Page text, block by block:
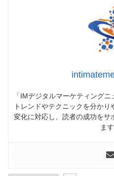
「IMデジタルマーケティング
トレンドやテクニックを分か
変化に対応し、読者の成功を
ます